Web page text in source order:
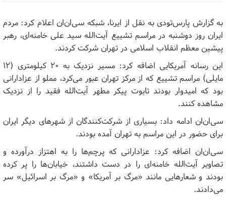
به گزارش پارس‌تودی به نقل از ایرنا، شبکه سی‌ان‌ان اعلام کرد: مردم
ایران روز دوشنبه در مراسم تشییع آیت‌الله سید علی خامنه‌ای، رهبر
پیشین معظم انقلاب اسلامی در تهران شرکت کردند.
این رسانه آمریکایی اضافه کرد: مسیر نزدیک به ۲۰ کیلومتری (۱۲
مایلی) مراسم تشییع که از مرکز تهران عبور می‌کرد، مملو از عزادارانی
بود که امیدوار بودند تابوت پیکر مطهر آیت‌الله فقید را از نزدیک
مشاهده کنند.
سی‌ان‌ان ادامه داد: بسیاری از شرکت‌کنندگان از شهرهای دیگر ایران
برای حضور در این مراسم به تهران آمده بودند.
سی‌ان‌ان اضافه کرد: عزادارانی که پرچم‌ها را به اهتزاز درآورده و
تصاویر آیت‌الله خامنه‌ای را در دست داشتند، خیابان‌ها را پر کرده
بودند و شعارهایی مانند «مرگ بر آمریکا» و «مرگ بر اسرائیل» سر
می‌دادند.